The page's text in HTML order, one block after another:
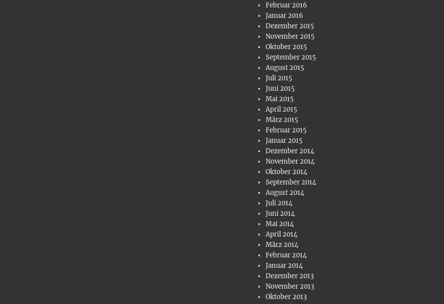
Februar 2016
Januar 2016
Dezember 2015
November 2015
Oktober 2015
September 2015
August 2015
Juli 2015
Juni 2015
Mai 2015
April 2015
März 2015
Februar 2015
Januar 2015
Dezember 2014
November 2014
Oktober 2014
September 2014
August 2014
Juli 2014
Juni 2014
Mai 2014
April 2014
März 2014
Februar 2014
Januar 2014
Dezember 2013
November 2013
Oktober 2013